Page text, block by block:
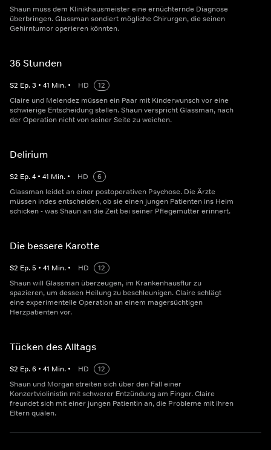
Shaun muss dem Klinikhausmeister eine ernüchternde Diagnose
überbringen. Glassman sondiert mögliche Chirurgen, die seinen
Gehirntumor operieren könnten.
36 Stunden
S2 Ep.3 • 41 Min. • HD
12
Claire und Melendez müssen ein Paar mit Kinderwunsch vor eine
schwierige Entscheidung stellen. Shaun verspricht Glassman, nach
der Operation nicht von seiner Seite zu weichen.
Delirium
S2 Ep.4 • 41 Min. • HD
6
Glassman leidet an einer postoperativen Psychose. Die Ärzte
müssen indes entscheiden, ob sie einen jungen Patienten ins Heim
schicken - was Shaun an die Zeit bei seiner Pflegemutter erinnert.
Die bessere Karotte
S2 Ep.5 • 41 Min. • HD
12
Shaun will Glassman überzeugen, im Krankenhausflur zu
spazieren, um dessen Heilung zu beschleunigen. Claire schlägt
eine experimentelle Operation an einem magersüchtigen
Herzpatienten vor.
Tücken des Alltags
S2 Ep.6 • 41 Min. • HD
12
Shaun und Morgan streiten sich über den Fall einer
Konzertviolinistin mit schwerer Entzündung am Finger. Claire
freundet sich mit einer jungen Patientin an, die Probleme mit ihren
Eltern quälen.